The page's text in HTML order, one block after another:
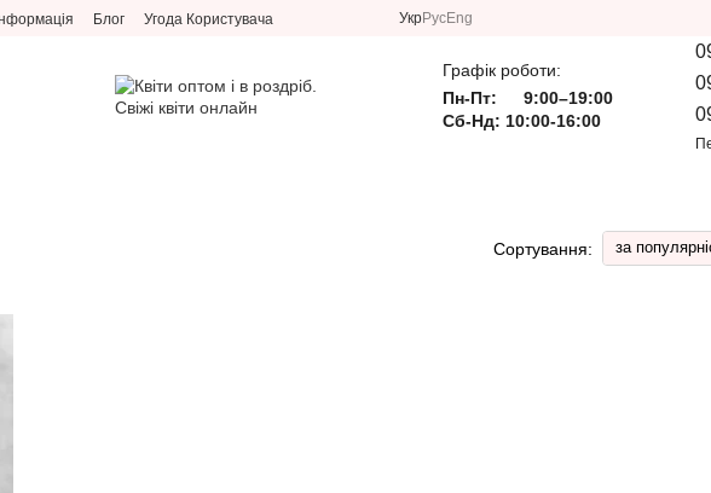
Блог Угода Користувача УкрРусEng
Графік роботи:
Пн-Пт:
9:00–19:00
Сб-Нд: 10:00-16:00
Сортування: за